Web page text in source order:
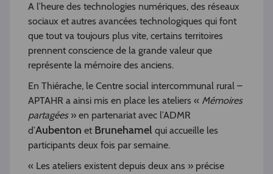
A l’heure des technologies numériques, des réseaux
sociaux et autres avancées technologiques qui font
que tout va toujours plus vite, certains territoires
prennent conscience de la grande valeur que
représente la mémoire des anciens.
En Thiérache, le Centre social intercommunal rural –
APTAHR a ainsi mis en place les ateliers « Mémoires
partagées» en partenariat avec l’ADMR
d’Aubenton et Brunehamel qui accueille les
participants deux fois par semaine.
« Les ateliers existent depuis deux ans » précise